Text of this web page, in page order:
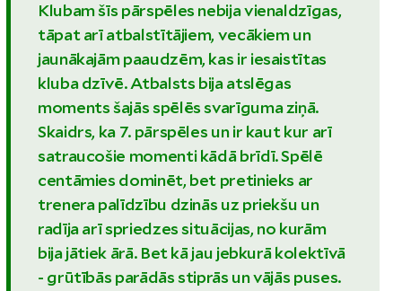
Klubam šīs pārspēles nebija vienaldzīgas,
tāpat arī atbalstītājiem, vecākiem un
jaunākajām paaudzēm, kas ir iesaistītas
kluba dzīvē. Atbalsts bija atslēgas
moments šajās spēlēs svarīguma ziņā.
Skaidrs, ka 7. pārspēles un ir kaut kur arī
satraucošie momenti kādā brīdī. Spēlē
centāmies dominēt, bet pretinieks ar
trenera palīdzību dzinās uz priekšu un
radīja arī spriedzes situācijas, no kurām
bija jātiek ārā. Bet kā jau jebkurā kolektīvā
- grūtībās parādās stiprās un vājās puses.